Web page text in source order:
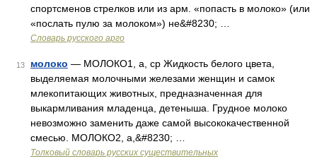
спортсменов стрелков или из арм. «попасть в молоко» (или
«послать пулю за молоком») не&#8230; …
Словарь русского арго
13 молоко — МОЛОКО1, а, ср Жидкость белого цвета,
выделяемая молочными железами женщин и самок
млекопитающих животных, предназначенная для
выкармливания младенца, детеныша. Грудное молоко
невозможно заменить даже самой высококачественной
смесью. МОЛОКО2, а,&#8230; …
Толковый словарь русских существительных